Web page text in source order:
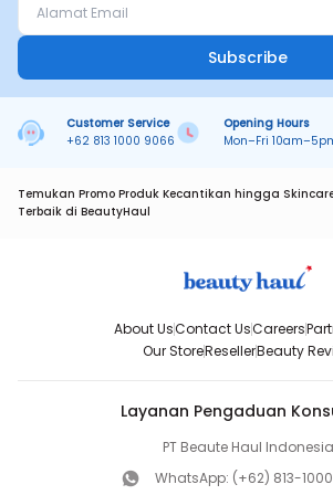
Subscribe
Customer Service
+62 813 1000 9066
Opening Hours
Mon–Fri
Temukan Promo Produk Kecantikan hingga
Terbaik di BeautyHaul
About UsContact UsCareers
Our StoreResellerBeauty
Layanan Pengaduan
PT Beaute Haul Indonesia
WhatsApp: (+62) 813-